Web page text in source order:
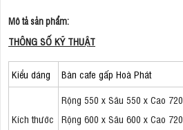
Mô tả sản phẩm:
THÔNG SỐ KỸ THUẬT
Kiểu dáng Bàn cafe gấp Hoà Phát
Kích thước
Rộng 550 x Sâu 550 x Cao 720
Rộng 600 x Sâu 600 x Cao 720